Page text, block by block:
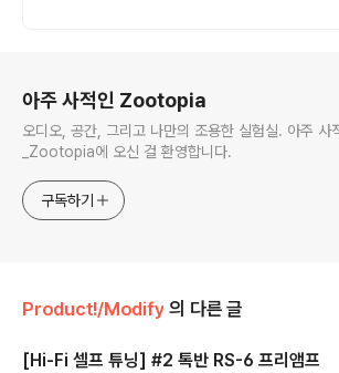
아주 사적인 Zootopia
오디오, 공간, 그리고 나만의 조용한 실험실. 아주 사
_Zootopia에 오신 걸 환영합니다.
구독하기
Product!/Modify 의 다른 글
[Hi-Fi 셀프 튜닝] #2 톡반 RS-6 프리앰프